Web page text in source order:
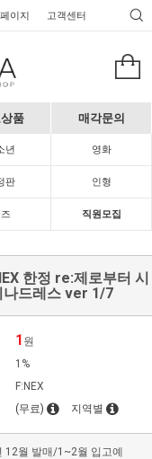
이지 고객센터
품 매각문의
년 영화
판 인형
직원모집
한정 re:제로부터 시
나드레스 ver 1/7
1 원
1%
F:NEX
(무료) 지역별
12월 발매/1~2월 입고예